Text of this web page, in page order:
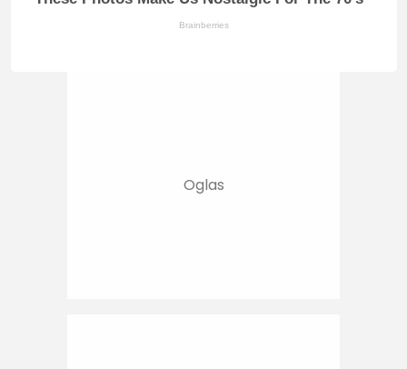
Brainberries